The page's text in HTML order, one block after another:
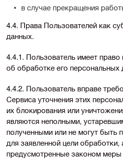
в случае прекращения
4.4. Права Пользователей как
данных.
4.4.1. Пользователь имеет право
об обработке его
4.4.2. Пользователь вправе
Сервиса уточнения этих
их блокирования или
являются неполными,
полученными или не могут
для заявленной цели
предусмотренные законом